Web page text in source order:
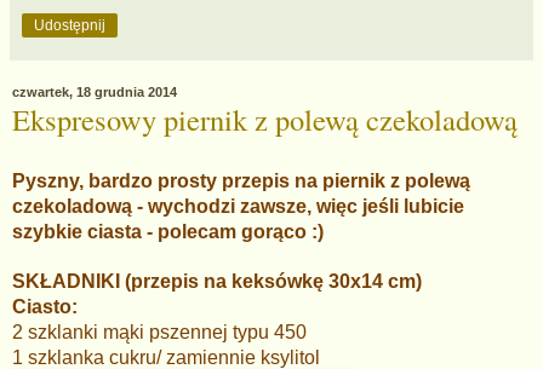
Udostępnij
czwartek, 18 grudnia 2014
Ekspresowy piernik z polewą czekoladową
Pyszny, bardzo prosty przepis na piernik z polewą
czekoladową - wychodzi zawsze, więc jeśli lubicie
szybkie ciasta - polecam gorąco :)
SKŁADNIKI (przepis na keksówkę 30x14 cm)
Ciasto:
2 szklanki mąki pszennej typu 450
1 szklanka cukru/ zamiennie ksylitol